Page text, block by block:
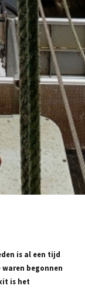
is al een tijd
begonnen
is het